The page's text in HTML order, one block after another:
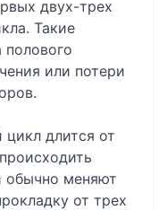
двух-трех
Такие
полового
или потери
длится от
обычно меняют
от трех